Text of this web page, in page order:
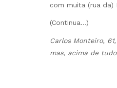
com muita (rua da)
(Continua…)
Carlos Monteiro,
mas, acima de